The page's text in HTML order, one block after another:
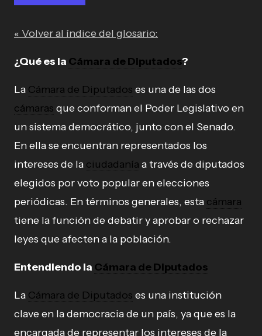
« Volver al índice del glosario:
¿Qué es la Cámara de Diputados?
La Cámara de Diputados es una de las dos
cámaras que conforman el Poder Legislativo en
un sistema democrático, junto con el Senado.
En ella se encuentran representados los
intereses de la ciudadanía a través de diputados
elegidos por voto popular en elecciones
periódicas. En términos generales, esta cámara
tiene la función de debatir y aprobar o rechazar
leyes que afecten a la población.
Entendiendo la Cámara de Diputados
La Cámara de Diputados es una institución
clave en la democracia de un país, ya que es la
encargada de representar los intereses de la